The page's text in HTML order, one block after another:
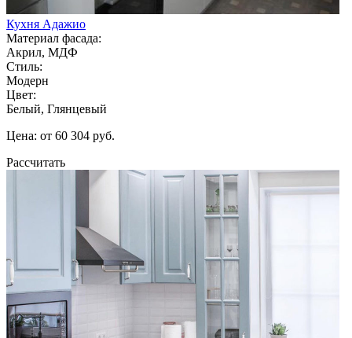
Кухня Адажио
Материал фасада:
Акрил, МДФ
Стиль:
Модерн
Цвет:
Белый, Глянцевый
Цена: от 60 304 руб.
Рассчитать